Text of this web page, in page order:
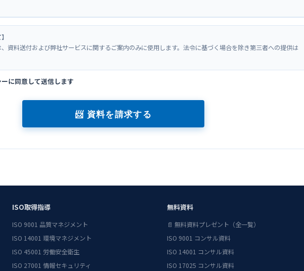
資料送付および弊社サービスに関するご案内のみに使用します。法令に基づく場合を除き第三者への提供は
に同意して送信します
📨 資料を請求する
ISO取得指導
ISO 9001 品質マネジメント
ISO 14001 環境マネジメント
ISO 45001 労働安全衛生
ISO 27001 情報セキュリティ
無料資料
📄 無料資料プレゼント（全一覧）
ISO 9001 コンサル資料
ISO 14001 コンサル資料
ISO 17025 コンサル資料